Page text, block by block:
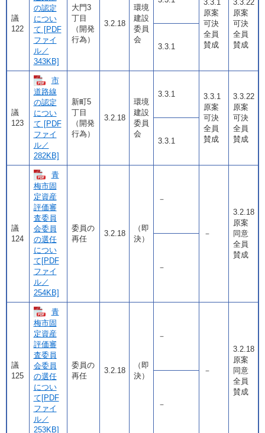
議
122
の認定
につい
て [PDF
ファイ
ル／
343KB]
大門3
丁目
（開発
行為）
3.2.18
環境
建設
委員
会
3.3.1
原案
可決
全員
賛成
3.3.22
原案
可決
全員
賛成
3.3.1
議
123
市
道路線
の認定
につい
て [PDF
ファイ
ル／
282KB]
新町5
丁目
（開発
行為）
3.2.18
環境
建設
委員
会
3.3.1
3.3.1
原案
可決
全員
賛成
3.3.22
原案
可決
全員
賛成
3.3.1
議
124
青
梅市固
定資産
評価審
査委員
会委員
の選任
につい
て[PDF
ファイ
ル／
254KB]
委員の
再任
3.2.18
（即
決）
－
－
3.2.18
原案
同意
全員
賛成
－
議
125
青
梅市固
定資産
評価審
査委員
会委員
の選任
につい
て[PDF
ファイ
ル／
253KB]
委員の
再任
3.2.18
（即
決）
－
－
3.2.18
原案
同意
全員
賛成
－